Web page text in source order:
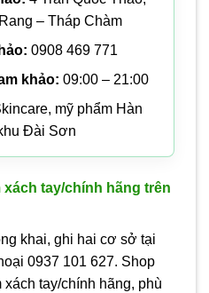
– Tháp Chàm
0908 469 771
khảo: 09:00 – 21:00
mỹ phẩm Hàn
Đài Sơn
xách tay/chính hãng trên
khai, ghi hai cơ sở tại
0937 101 627. Shop
tay/chính hãng, phù